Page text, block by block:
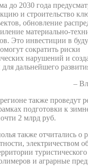
до 2030 года
и строительство
обновление
материально-
Это инвестиции в
сократить риски
нарушений и
дальнейшего
–
также проведут
подготовки к
2 млрд руб.
также отчитались о
электричеством
туристического
и аграрные